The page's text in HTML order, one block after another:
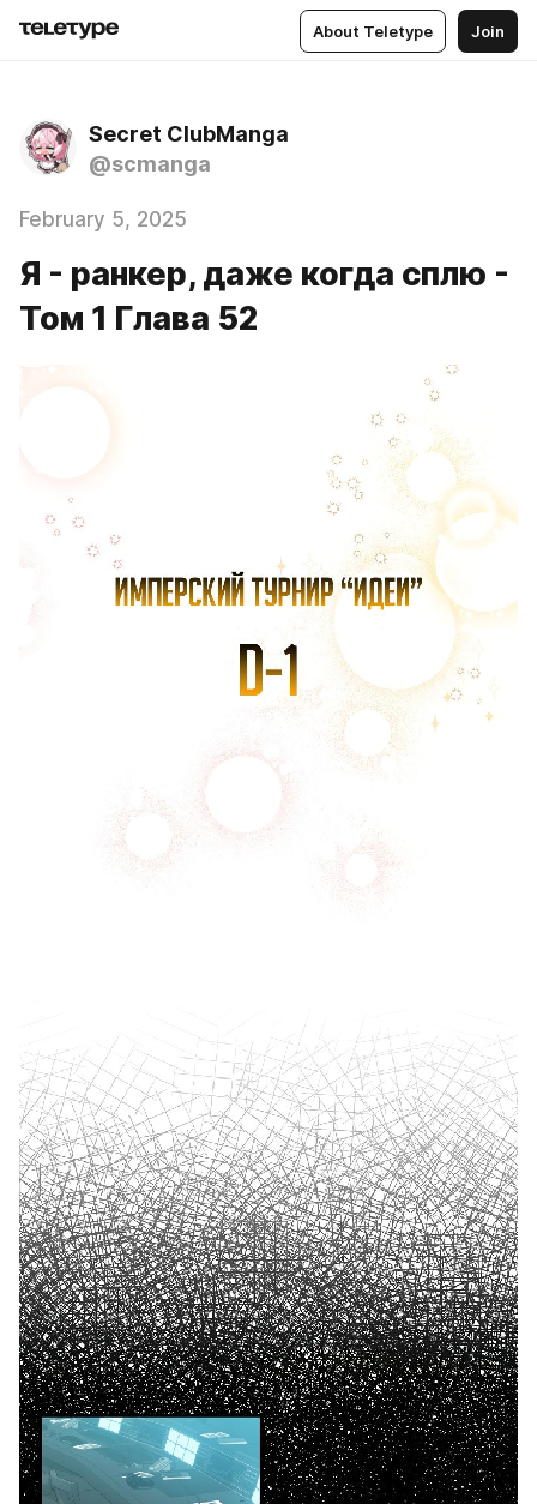
About Teletype Join
Secret ClubManga
@scmanga
February 5, 2025
Я - ранкер, даже когда сплю -
Том 1 Глава 52